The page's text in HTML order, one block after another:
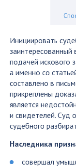
Инициировать
подачей искового
а именно со
составлено в
прикреплены
является
и свидетелей. Суд
судебного
Наследника
совершал